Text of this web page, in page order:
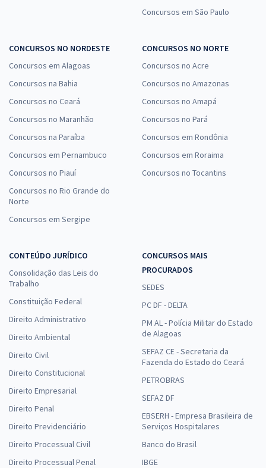
Concursos em São Paulo
CONCURSOS NO NORDESTE
Concursos em Alagoas
Concursos na Bahia
Concursos no Ceará
Concursos no Maranhão
Concursos na Paraíba
Concursos em Pernambuco
Concursos no Piauí
Concursos no Rio Grande do
Norte
Concursos em Sergipe
CONCURSOS NO NORTE
Concursos no Acre
Concursos no Amazonas
Concursos no Amapá
Concursos no Pará
Concursos em Rondônia
Concursos em Roraima
Concursos no Tocantins
CONTEÚDO JURÍDICO
Consolidação das Leis do
Trabalho
Constituição Federal
Direito Administrativo
Direito Ambiental
Direito Civil
Direito Constitucional
Direito Empresarial
Direito Penal
Direito Previdenciário
Direito Processual Civil
Direito Processual Penal
CONCURSOS MAIS
PROCURADOS
SEDES
PC DF - DELTA
PM AL - Polícia Militar do Estado
de Alagoas
SEFAZ CE - Secretaria da
Fazenda do Estado do Ceará
PETROBRAS
SEFAZ DF
EBSERH - Empresa Brasileira de
Serviços Hospitalares
Banco do Brasil
IBGE